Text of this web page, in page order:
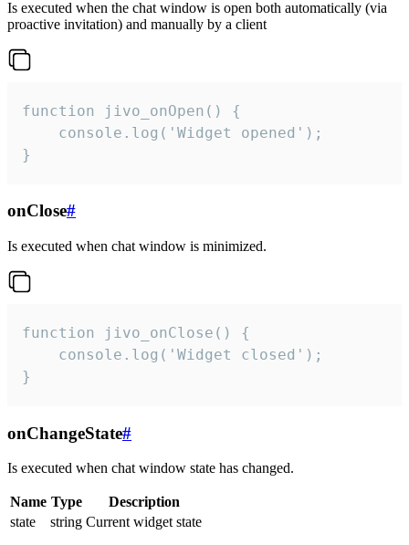
Is executed when the chat window is open both automatically (via
proactive invitation) and manually by a client
function jivo_onOpen() {
    console.log('Widget opened');
}
onClose#
Is executed when chat window is minimized.
function jivo_onClose() {
    console.log('Widget closed');
}
onChangeState#
Is executed when chat window state has changed.
Name Type
Description
state
string Current widget state